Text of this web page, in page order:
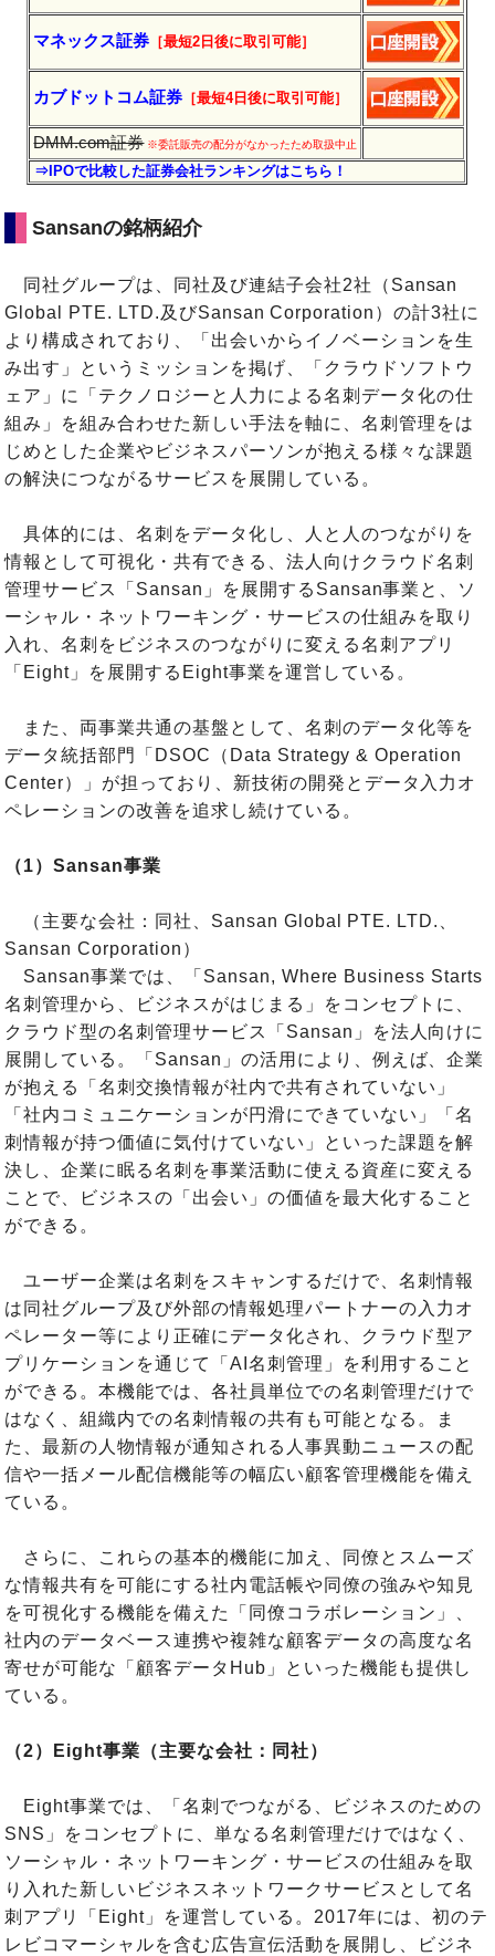
マネックス証券 ［最短2日後に取引可能］
カブドットコム証券 ［最短4日後に取引可能］
DMM.com証券※委託販売の配分がなかったため取扱中止
⇒IPOで比較した証券会社ランキングはこちら！
Sansanの銘柄紹介
同社グループは、同社及び連結子会社2社（Sansan
Global PTE. LTD.及びSansan Corporation）の計3社に
より構成されており、「出会いからイノベーションを生
み出す」というミッションを掲げ、「クラウドソフトウ
ェア」に「テクノロジーと人力による名刺データ化の仕
組み」を組み合わせた新しい手法を軸に、名刺管理をは
じめとした企業やビジネスパーソンが抱える様々な課題
の解決につながるサービスを展開している。
具体的には、名刺をデータ化し、人と人のつながりを
情報として可視化・共有できる、法人向けクラウド名刺
管理サービス「Sansan」を展開するSansan事業と、ソ
ーシャル・ネットワーキング・サービスの仕組みを取り
入れ、名刺をビジネスのつながりに変える名刺アプリ
「Eight」を展開するEight事業を運営している。
また、両事業共通の基盤として、名刺のデータ化等を
データ統括部門「DSOC（Data Strategy & Operation
Center）」が担っており、新技術の開発とデータ入力オ
ペレーションの改善を追求し続けている。
（1）Sansan事業
（主要な会社：同社、Sansan Global PTE. LTD.、
Sansan Corporation）
Sansan事業では、「Sansan, Where Business Starts
名刺管理から、ビジネスがはじまる」をコンセプトに、
クラウド型の名刺管理サービス「Sansan」を法人向けに
展開している。「Sansan」の活用により、例えば、企業
が抱える「名刺交換情報が社内で共有されていない」
「社内コミュニケーションが円滑にできていない」「名
刺情報が持つ価値に気付けていない」といった課題を解
決し、企業に眠る名刺を事業活動に使える資産に変える
ことで、ビジネスの「出会い」の価値を最大化すること
ができる。
ユーザー企業は名刺をスキャンするだけで、名刺情報
は同社グループ及び外部の情報処理パートナーの入力オ
ペレーター等により正確にデータ化され、クラウド型ア
プリケーションを通じて「AI名刺管理」を利用すること
ができる。本機能では、各社員単位での名刺管理だけで
はなく、組織内での名刺情報の共有も可能となる。ま
た、最新の人物情報が通知される人事異動ニュースの配
信や一括メール配信機能等の幅広い顧客管理機能を備え
ている。
さらに、これらの基本的機能に加え、同僚とスムーズ
な情報共有を可能にする社内電話帳や同僚の強みや知見
を可視化する機能を備えた「同僚コラボレーション」、
社内のデータベース連携や複雑な顧客データの高度な名
寄せが可能な「顧客データHub」といった機能も提供し
ている。
（2）Eight事業（主要な会社：同社）
Eight事業では、「名刺でつながる、ビジネスのための
SNS」をコンセプトに、単なる名刺管理だけではなく、
ソーシャル・ネットワーキング・サービスの仕組みを取
り入れた新しいビジネスネットワークサービスとして名
刺アプリ「Eight」を運営している。2017年には、初のテ
レビコマーシャルを含む広告宣伝活動を展開し、ビジネ